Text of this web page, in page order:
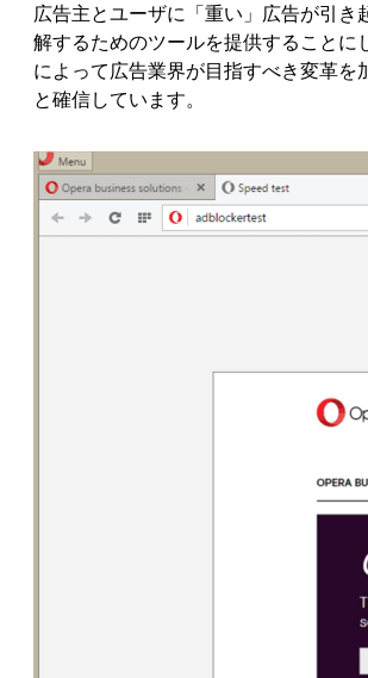
広告主とユーザに「重い」広告が引き
解するためのツールを提供することに
によって広告業界が目指すべき変革を
と確信しています。